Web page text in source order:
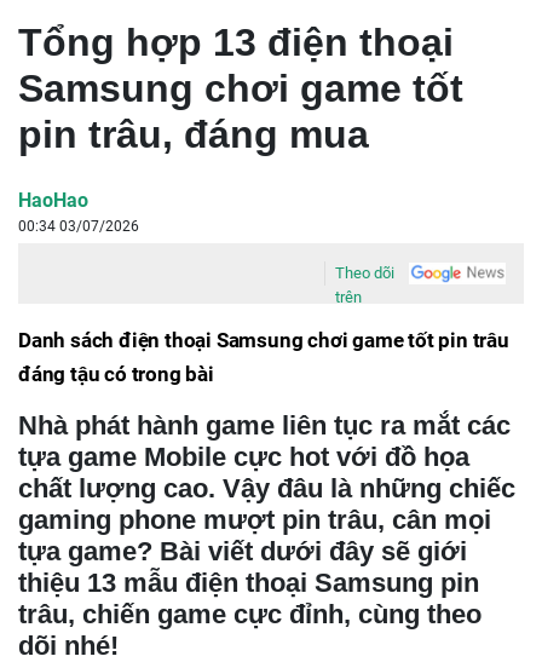
Tổng hợp 13 điện thoại
Samsung chơi game tốt
pin trâu, đáng mua
HaoHao
00:34 03/07/2026
Theo dõi
trên
Danh sách điện thoại Samsung chơi game tốt pin trâu
đáng tậu có trong bài
Nhà phát hành game liên tục ra mắt các
tựa game Mobile cực hot với đồ họa
chất lượng cao. Vậy đâu là những chiếc
gaming phone mượt pin trâu, cân mọi
tựa game? Bài viết dưới đây sẽ giới
thiệu 13 mẫu điện thoại Samsung pin
trâu, chiến game cực đỉnh, cùng theo
dõi nhé!